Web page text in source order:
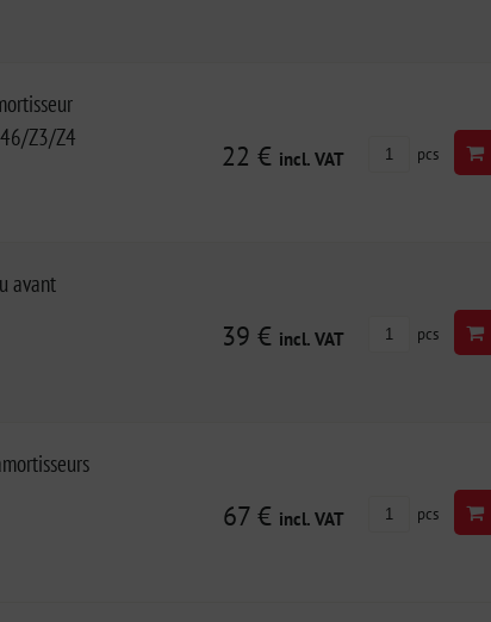
Z3/Z4
22 € incl. VAT pcs
avant
39 € incl. VAT pcs
67 € incl. VAT pcs